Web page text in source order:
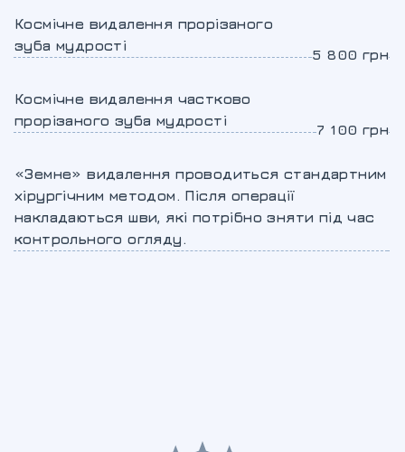
Космічне видалення прорізаного
зуба мудрості
5 800 грн
Космічне видалення частково
прорізаного зуба мудрості
7 100 грн
«Земне» видалення проводиться стандартним
хірургічним методом. Після операції
накладаються шви, які потрібно зняти під час
контрольного огляду.